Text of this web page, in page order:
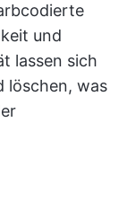
und
lassen sich
löschen, was